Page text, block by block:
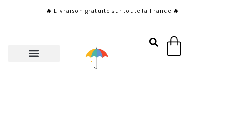
🔥 Livraison gratuite sur toute la France 🔥
Panier